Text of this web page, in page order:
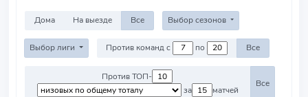
Дома На выезде Все Выбор сезонов
Выбор лиги Против команд с по Все
Против ТОП-
за
матчей
Все